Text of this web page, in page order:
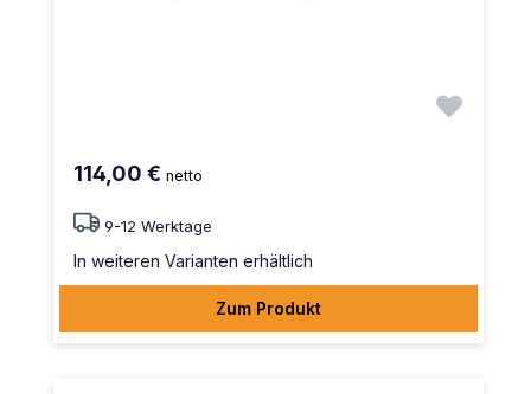
114,00 € netto
9-12 Werktage
In weiteren Varianten erhältlich
Zum Produkt